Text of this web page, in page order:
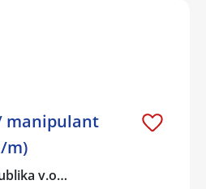
manipulant
m)
v.o…